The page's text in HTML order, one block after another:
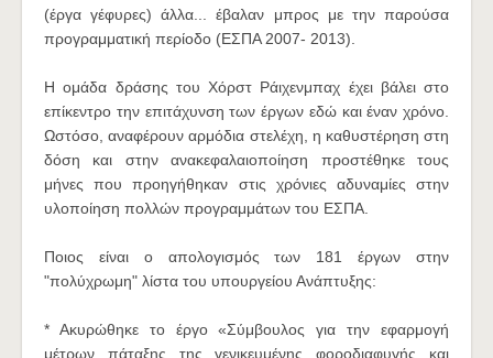
(έργα γέφυρες) άλλα... έβαλαν μπρος με την παρούσα
προγραμματική περίοδο (ΕΣΠΑ 2007- 2013).
Η ομάδα δράσης του Χόρστ Ράιχενμπαχ έχει βάλει στο
επίκεντρο την επιτάχυνση των έργων εδώ και έναν χρόνο.
Ωστόσο, αναφέρουν αρμόδια στελέχη, η καθυστέρηση στη
δόση και στην ανακεφαλαιοποίηση προστέθηκε τους
μήνες που προηγήθηκαν στις χρόνιες αδυναμίες στην
υλοποίηση πολλών προγραμμάτων του ΕΣΠΑ.
Ποιος είναι ο απολογισμός των 181 έργων στην
"πολύχρωμη" λίστα του υπουργείου Ανάπτυξης:
* Ακυρώθηκε το έργο «Σύμβουλος για την εφαρμογή
μέτρων πάταξης της γενικευμένης φοροδιαφυγής και